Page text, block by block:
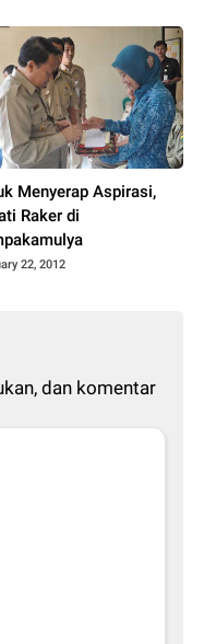
Menyerap Aspirasi,
Raker di
22, 2012
dan komentar